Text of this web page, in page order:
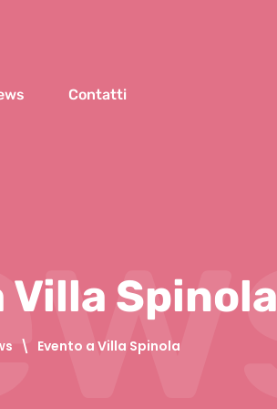
Contatti
Villa Spinola
\ Evento a Villa Spinola